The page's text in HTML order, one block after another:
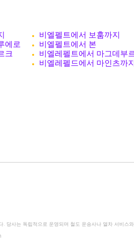
에로
크
비엘펠트에서 보훔까지
비엘펠트에서 본
비엘레펠트에서 마그데부
비엘레펠드에서 마인츠까
당사는 독립적으로 운영되며 철도 운송사나 열차 서비스